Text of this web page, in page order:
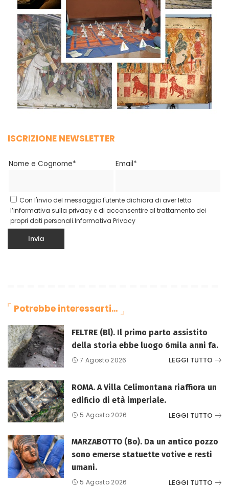
ISCRIZIONE NEWSLETTER
Nome e Cognome* Email*
Con l'invio del messaggio l'utente dichiara di aver letto
l’informativa sulla privacy e di acconsentire al trattamento dei
propri dati personali.Informativa Privacy
Potrebbe interessarti…
FELTRE (Bl). Il primo parto assistito
della storia ebbe luogo 6mila anni fa.
7 Agosto 2026 LEGGI TUTTO
ROMA. A Villa Celimontana riaffiora un
edificio di età imperiale.
5 Agosto 2026 LEGGI TUTTO
MARZABOTTO (Bo). Da un antico pozzo
sono emerse statuette votive e resti
umani.
5 Agosto 2026 LEGGI TUTTO